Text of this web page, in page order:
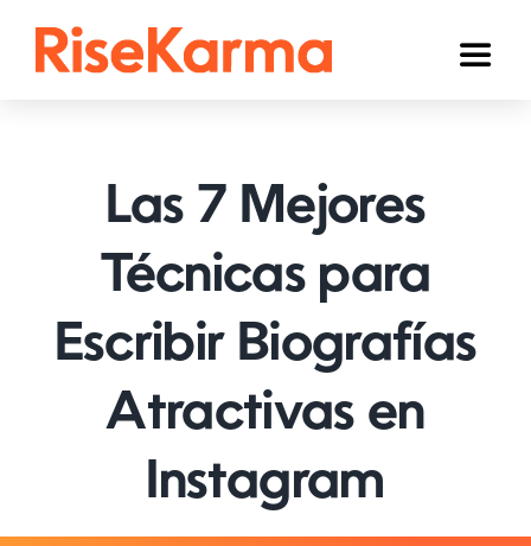
Toggle
TikTok
Facebook
Twitter (𝕏)
Otros
Las 7 Mejores
Técnicas para
Escribir Biografías
Atractivas en
Instagram